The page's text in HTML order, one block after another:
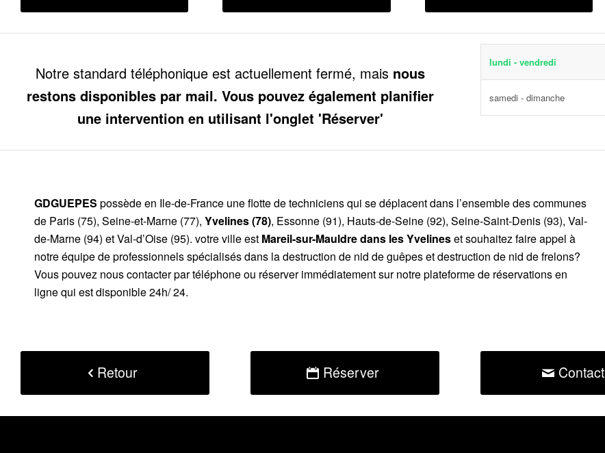
Notre standard téléphonique est actuellement fermé, mais nous
restons disponibles par mail. Vous pouvez également planifier
une intervention en utilisant l'onglet 'Réserver'
lundi - vendredi
samedi - dimanche
GDGUEPES possède en Ile-de-France une flotte de techniciens qui se déplacent dans l’ensemble des communes
de Paris (75), Seine-et-Marne (77), Yvelines (78), Essonne (91), Hauts-de-Seine (92), Seine-Saint-Denis (93), Val-
de-Marne (94) et Val-d’Oise (95). votre ville est Mareil-sur-Mauldre dans les Yvelineset souhaitez faire appel à
notre équipe de professionnels spécialisés dans la destruction de nid de guêpes et destruction de nid de frelons?
Vous pouvez nous contacter par téléphone ou réserver immédiatement sur notre plateforme de réservations en
ligne qui est disponible 24h/ 24.
Retour Réserver Contact